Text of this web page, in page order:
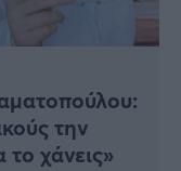
την
το χάνεις»